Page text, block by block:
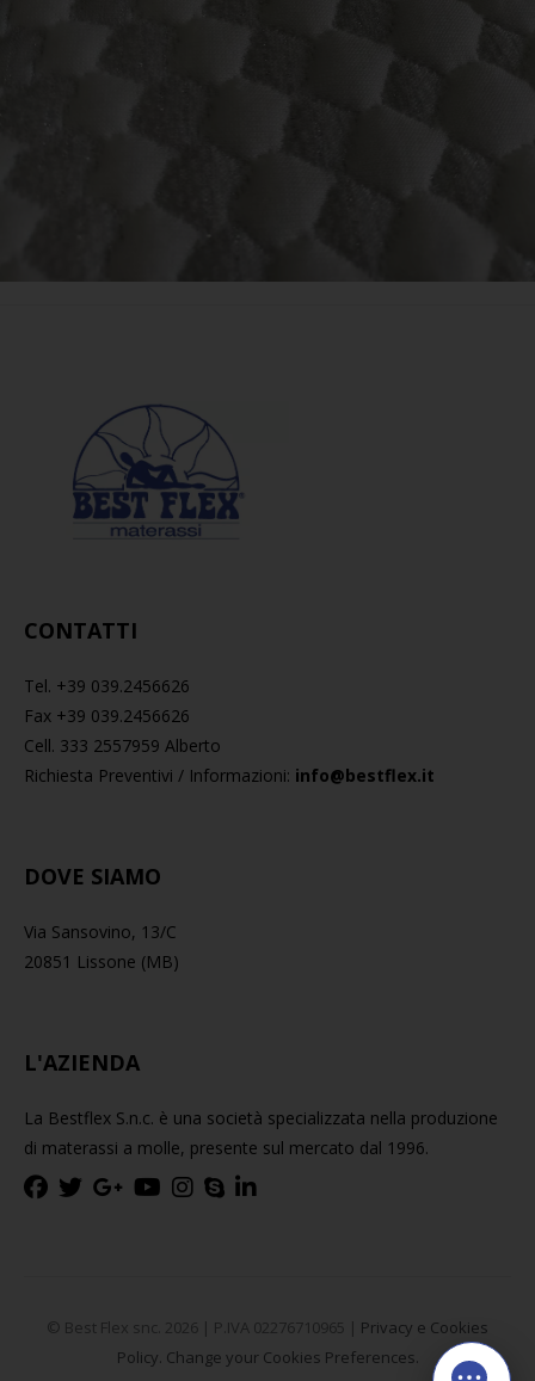
CONTATTI
Tel. +39 039.2456626
Fax +39 039.2456626
Cell. 333 2557959 Alberto
Richiesta Preventivi / Informazioni: info@bestflex.it
DOVE SIAMO
Via Sansovino, 13/C
20851 Lissone (MB)
L'AZIENDA
La Bestflex S.n.c. è una società specializzata nella produzione
di materassi a molle, presente sul mercato dal 1996.
© Best Flex snc. 2026 | P.IVA 02276710965 | Privacy e Cookies
Policy. Change your Cookies Preferences.